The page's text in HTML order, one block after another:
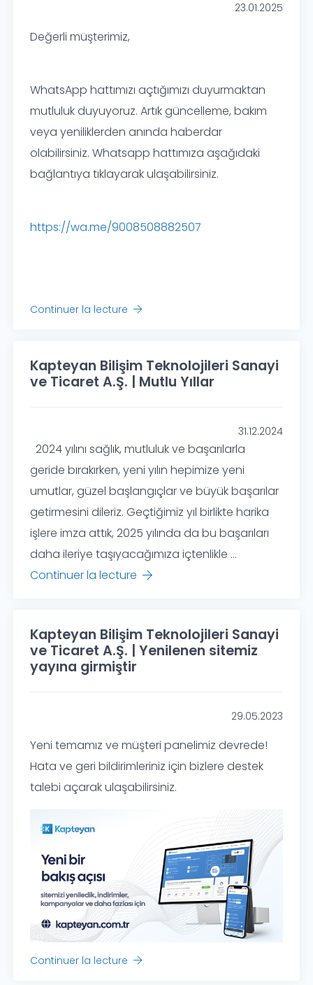
23.01.2025
Değerli müşterimiz,
WhatsApp hattımızı açtığımızı duyurmaktan
mutluluk duyuyoruz. Artık güncelleme, bakım
veya yeniliklerden anında haberdar
olabilirsiniz. Whatsapp hattımıza aşağıdaki
bağlantıya tıklayarak ulaşabilirsiniz.
https://wa.me/9008508882507
Continuer la lecture
Kapteyan Bilişim Teknolojileri Sanayi
ve Ticaret A.Ş. | Mutlu Yıllar
31.12.2024
2024 yılını sağlık, mutluluk ve başarılarla
geride bırakırken, yeni yılın hepimize yeni
umutlar, güzel başlangıçlar ve büyük başarılar
getirmesini dileriz. Geçtiğimiz yıl birlikte harika
işlere imza attık, 2025 yılında da bu başarıları
daha ileriye taşıyacağımıza içtenlikle ...
Continuer la lecture
Kapteyan Bilişim Teknolojileri Sanayi
ve Ticaret A.Ş. | Yenilenen sitemiz
yayına girmiştir
29.05.2023
Yeni temamız ve müşteri panelimiz devrede!
Hata ve geri bildirimleriniz için bizlere destek
talebi açarak ulaşabilirsiniz.
Continuer la lecture